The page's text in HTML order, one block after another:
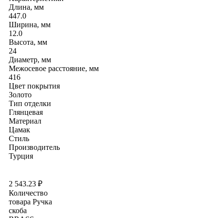
Длина, мм
447.0
Ширина, мм
12.0
Высота, мм
24
Диаметр, мм
Межосевое расстояние, мм
416
Цвет покрытия
Золото
Тип отделки
Глянцевая
Материал
Цамак
Стиль
Производитель
Турция
2 543.23 ₽
Количество
товара Ручка
скоба